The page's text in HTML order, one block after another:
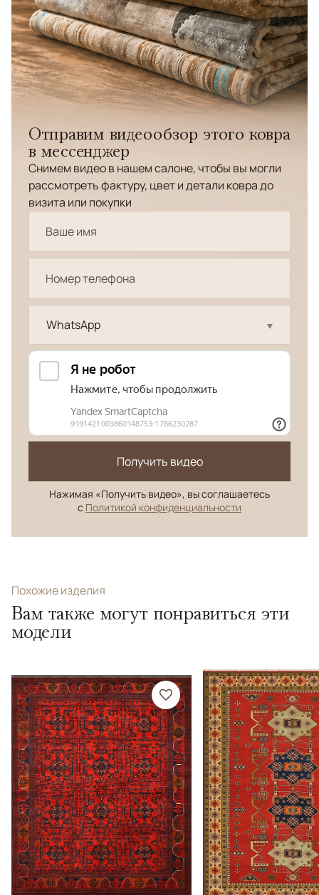
Отправим видеообзор этого ковра
в мессенджер
Снимем видео в нашем салоне, чтобы вы могли
рассмотреть фактуру, цвет и детали ковра до
визита или покупки
WhatsApp
Получить видео
Нажимая «Получить видео», вы соглашаетесь
с Политикой конфиденциальности
Похожие изделия
Вам также могут понравиться эти
модели